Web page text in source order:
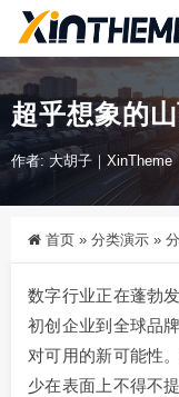
超乎想象的
作者: 大胡子｜XinTheme
首页 » 分类演示 »
数字行业正在蓬勃
初创企业到全球品
对可用的新可能性
少在表面上不得不